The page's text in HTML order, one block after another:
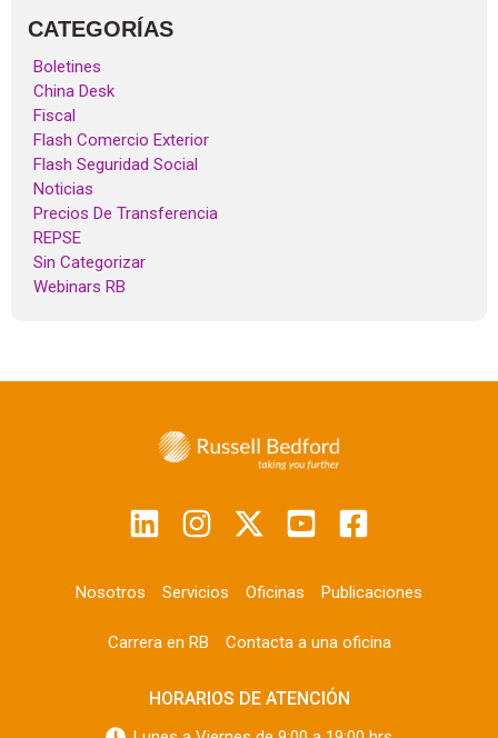
CATEGORÍAS
Boletines
China Desk
Fiscal
Flash Comercio Exterior
Flash Seguridad Social
Noticias
Precios De Transferencia
REPSE
Sin Categorizar
Webinars RB
Nosotros Servicios Oficinas Publicaciones
Carrera en RB Contacta a una oficina
HORARIOS DE ATENCIÓN